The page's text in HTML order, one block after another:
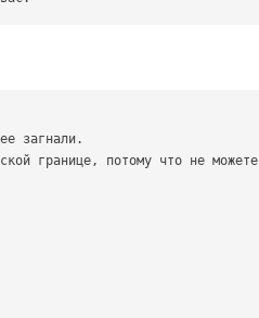
загнали.
границе, потому что не можете